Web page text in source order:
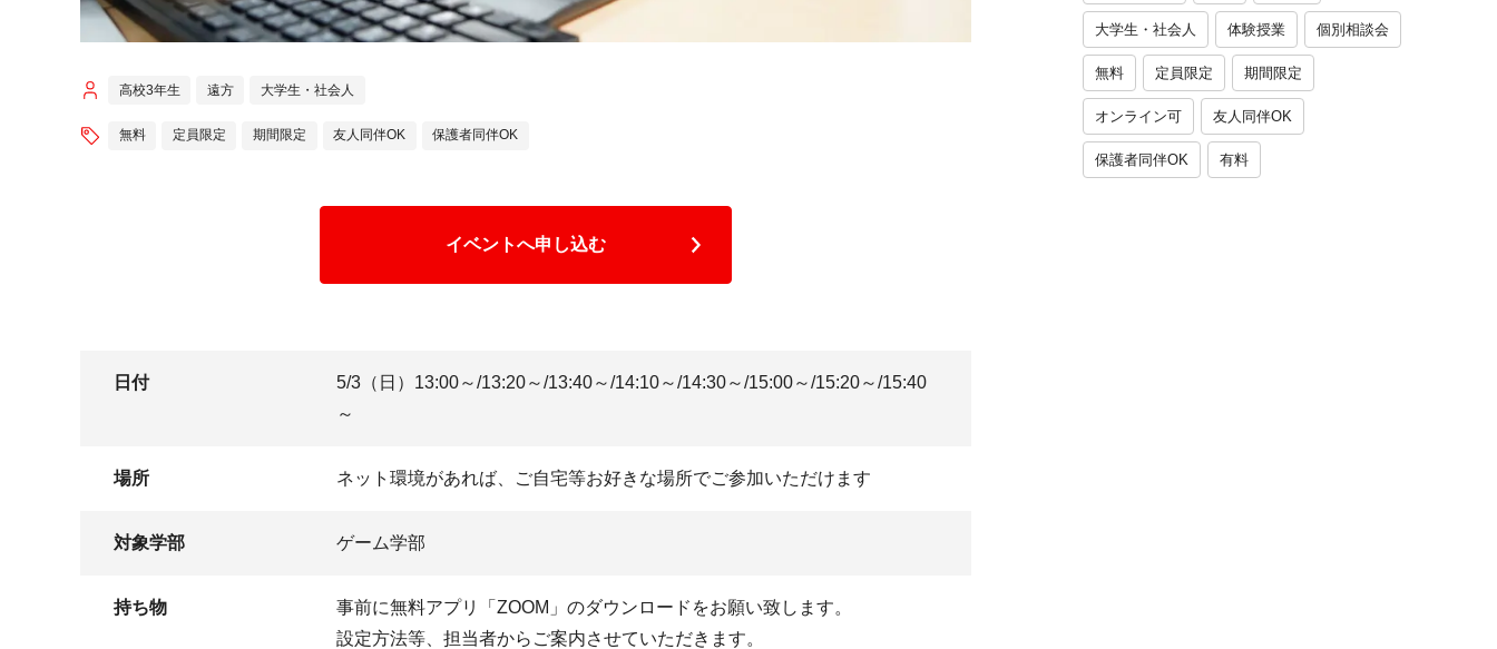
高校3年生 遠方 大学生・社会人
無料 定員限定 期間限定 友人同伴OK 保護者同伴OK
イベントへ申し込む
日付
5/3（日）13:00～/13:20～/13:40～/14:10～/14:30～/15:00～/15:20～/15:40
～
場所 ネット環境があれば、ご自宅等お好きな場所でご参加いただけます
対象学部 ゲーム学部
持ち物
事前に無料アプリ「ZOOM」のダウンロードをお願い致します。
設定方法等、担当者からご案内させていただきます。
大学生・社会人 体験授業 個別相談会
無料 定員限定 期間限定
オンライン可 友人同伴OK
保護者同伴OK 有料